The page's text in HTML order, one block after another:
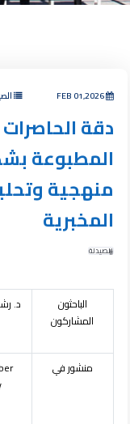
FEB 01,2026
دقة الحاصرات
المطبوعة
منهجية
المخبرية
الصيدلة
الباحثون
المشاركون
د.
منشور في